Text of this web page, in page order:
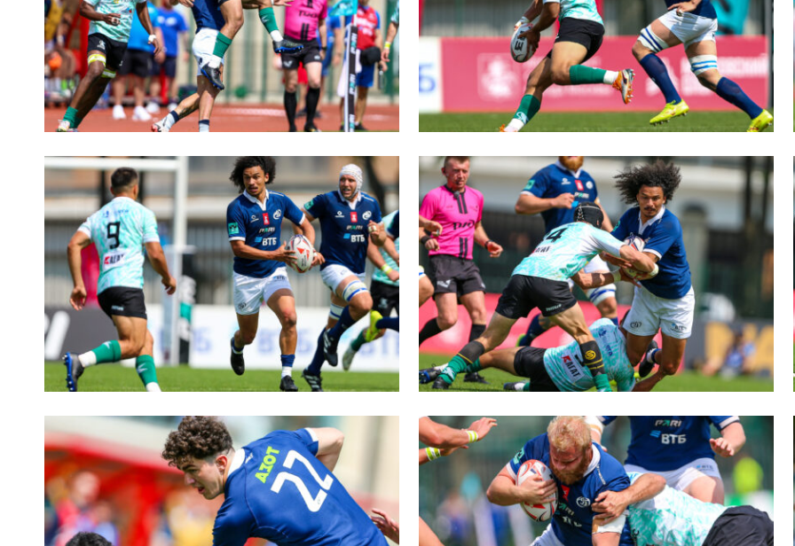
ДРУГОЕ
Проект сводного календаря ФРР 2026
Чемпионат России по пляжному регби.
Чемпионат России по пляжному регби.
Кубок России по пляжному регби. Мужчины
Кубок России по пляжному регби. Женщины
Чемпионат России по регби на снегу. Мужчины
Чемпионат России по регби на снегу. Женщины
Кубок России по регби на снегу. Мужчины